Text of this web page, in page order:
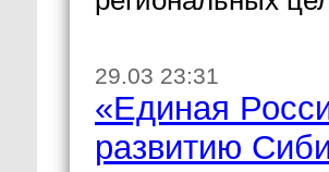
29.03 23:31
«Единая
развитию